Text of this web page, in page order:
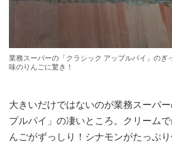
業務スーパーの「クラシック アップルパイ」のぎ
味のりんごに驚き！
大きいだけではないのが業務スーパ
プルパイ」の凄いところ。クリーム
んごがずっしり！シナモンがたっぷ